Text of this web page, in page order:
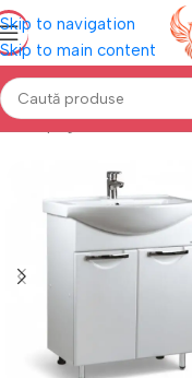
Skip to navigation
Skip to main content
Prima pagină Mobilă BAIE